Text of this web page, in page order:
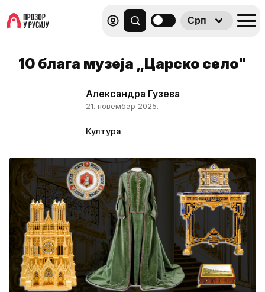
Срп
10 блага музеја „Царско село"
Александра Гузева
21. новембар 2025.
Култура